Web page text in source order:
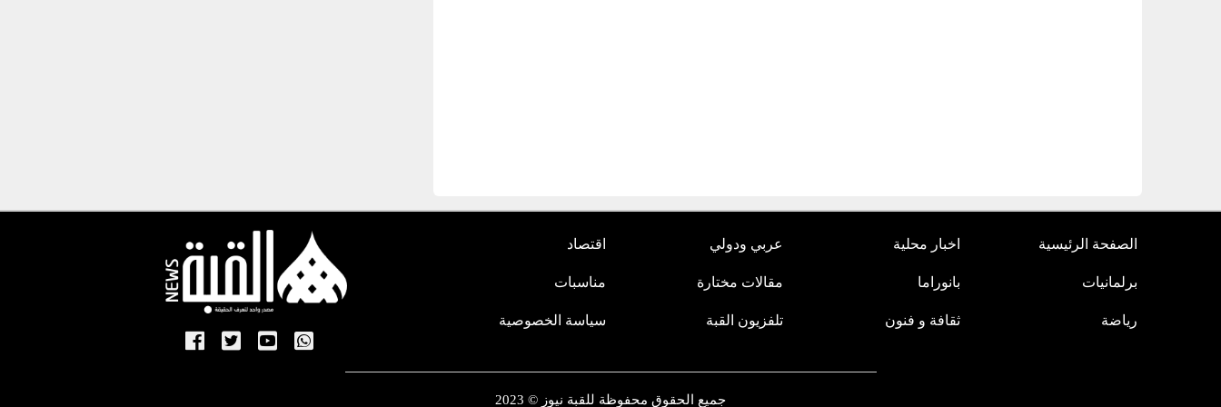
الصفحة الرئيسية اخبار محلية عربي ودولي اقتصاد
برلمانيات بانوراما مقالات مختارة مناسبات
رياضة ثقافة و فنون تلفزيون القبة سياسة الخصوصية
جميع الحقوق محفوظة للقبة نيوز © 2023